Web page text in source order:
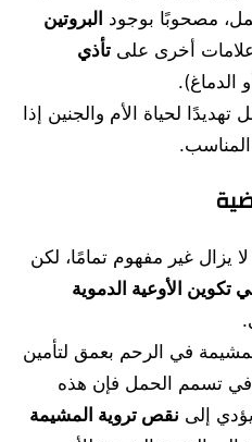
مصحوبًا بوجود البروتين
علامات أخرى على تأذي
الدماغ).
لحياة الأم والجنين إذا
يزال غير مفهوم تمامًا، لكن
تكوين الأوعية الدموية
في الرحم بعمق لتأمين
في تسمم الحمل فإن هذه
إلى نقص تروية المشيمة